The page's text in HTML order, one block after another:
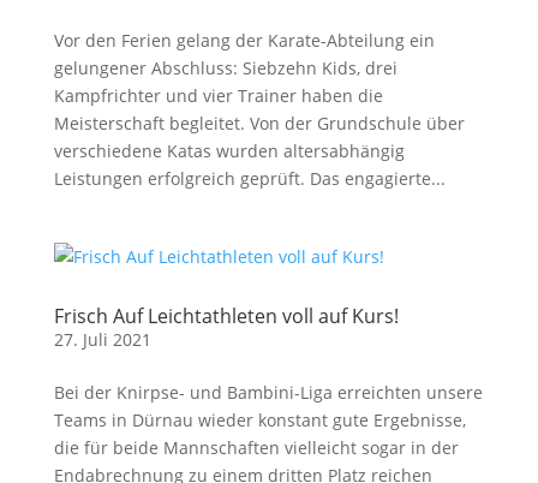
Vor den Ferien gelang der Karate-Abteilung ein
gelungener Abschluss: Siebzehn Kids, drei
Kampfrichter und vier Trainer haben die
Meisterschaft begleitet. Von der Grundschule über
verschiedene Katas wurden altersabhängig
Leistungen erfolgreich geprüft. Das engagierte...
Frisch Auf Leichtathleten voll auf Kurs!
27. Juli 2021
Bei der Knirpse- und Bambini-Liga erreichten unsere
Teams in Dürnau wieder konstant gute Ergebnisse,
die für beide Mannschaften vielleicht sogar in der
Endabrechnung zu einem dritten Platz reichen